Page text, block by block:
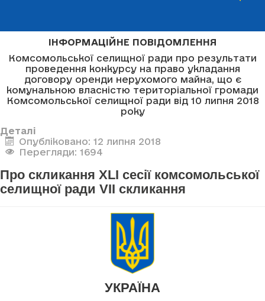
ІНФОРМАЦІЙНЕ ПОВІДОМЛЕННЯ
Комсомольської селищної ради про результати
проведення конкурсу на право укладання
договору оренди нерухомого майна, що є
комунальною власністю територіальної громади
Комсомольської селищної ради від 10 липня 2018
року
Деталі
Опубліковано: 12 липня 2018
Перегляди: 1694
Про скликання XLI сесії комсомольської
селищної ради VII скликання
УКРАЇНА